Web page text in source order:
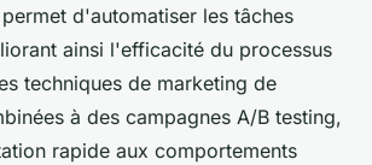
d'automatiser les tâches
ainsi l'efficacité du processus
techniques de marketing de
à des campagnes A/B testing,
rapide aux comportements